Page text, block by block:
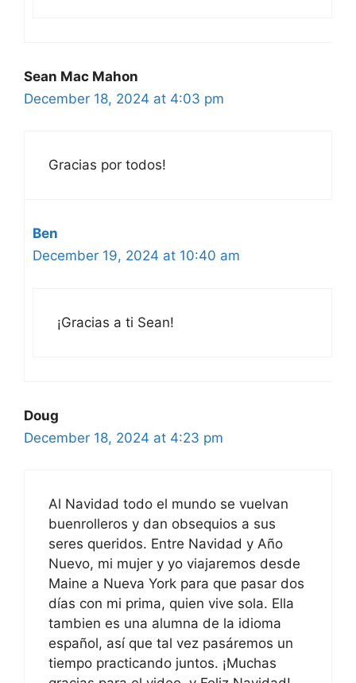
Sean Mac Mahon
December 18, 2024 at 4:03 pm
Gracias por todos!
Ben
December 19, 2024 at 10:40 am
¡Gracias a ti Sean!
Doug
December 18, 2024 at 4:23 pm
Al Navidad todo el mundo se vuelvan
buenrolleros y dan obsequios a sus
seres queridos. Entre Navidad y Año
Nuevo, mi mujer y yo viajaremos desde
Maine a Nueva York para que pasar dos
días con mi prima, quien vive sola. Ella
tambien es una alumna de la idioma
español, así que tal vez pasáremos un
tiempo practicando juntos. ¡Muchas